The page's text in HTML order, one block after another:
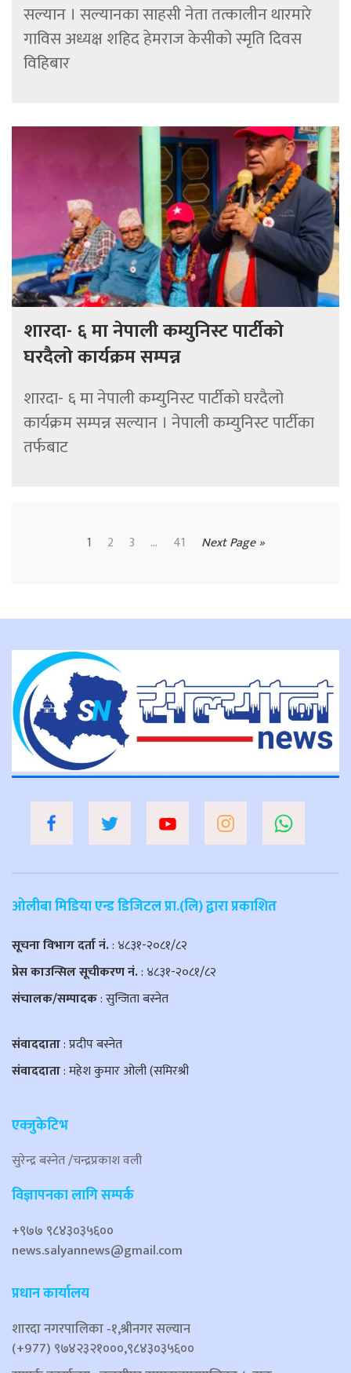
सल्यान । सल्यानका साहसी नेता तत्कालीन थारमारे
गाविस अध्यक्ष शहिद हेमराज केसीको स्मृति दिवस
विहिबार
शारदा- ६ मा नेपाली कम्युनिस्ट पार्टीको
घरदैलो कार्यक्रम सम्पन्न
शारदा- ६ मा नेपाली कम्युनिस्ट पार्टीको घरदैलो
कार्यक्रम सम्पन्न सल्यान । नेपाली कम्युनिस्ट पार्टीका
तर्फबाट
1 2 3 ... 41 Next Page »
ओलीबा मिडिया एन्ड डिजिटल प्रा.(लि) द्वारा प्रकाशित
सूचना विभाग दर्ता नं.: ४८३१-२०८१/८२
प्रेस काउन्सिल सूचीकरण नं.: ४८३१-२०८१/८२
संचालक/सम्पादक: सुन्जिता बस्नेत
संवाददाता: प्रदीप बस्नेत
संवाददाता: महेश कुमार ओली (समिरश्री
एक्जुकेटिभ
सुरेन्द्र बस्नेत /चन्द्रप्रकाश वली
विज्ञापनका लागि सम्पर्क
+९७७ ९८४३०३५६००
news.salyannews@gmail.com
प्रधान कार्यालय
शारदा नगरपालिका ‐१,श्रीनगर सल्यान
(+977) ९७४२३२१०००,९८४३०३५६००